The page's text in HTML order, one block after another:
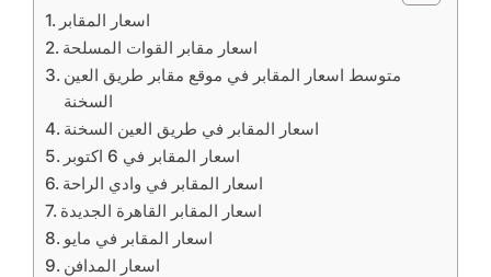
اسعار مقابر القوات المسلحة
متوسط اسعار المقابر في موقع مقابر طريق العين
السخنة
اسعار المقابر في طريق العين السخنة
اسعار المقابر في 6 اكتوبر
اسعار المقابر في وادي الراحة
اسعار المقابر القاهرة الجديدة
اسعار المقابر في مايو
اسعار المدافن